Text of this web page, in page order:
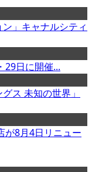
」キャナルシティ
29日に開催...
ス 未知の世界」
が8月4日リニュー